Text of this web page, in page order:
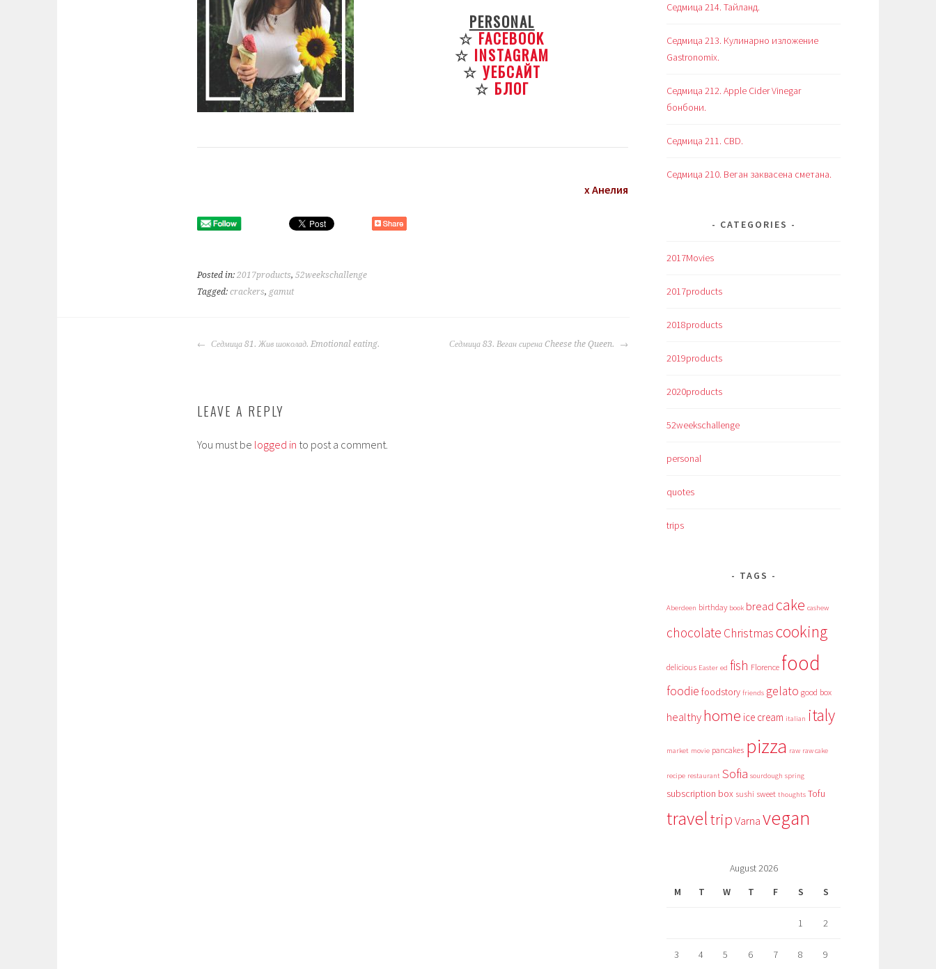
PERSONAL
☆FACEBOOK
☆ INSTAGRAM
☆ УЕБСАЙТ
☆ БЛОГ
х Анелия
Posted in: 2017products, 52weekschallenge
Tagged: crackers, gamut
POST
Седмица 81. Жив шоколад. Emotional eating. Седмица 83. Веган сирена Cheese the Queen.
LEAVE A REPLY
You must be logged in to post a comment.
Седмица 214. Тайланд.
Седмица 213. Кулинарно изложение
Gastronomix.
Седмица 212. Apple Cider Vinegar
бонбони.
Седмица 211. CBD.
Седмица 210. Веган заквасена сметана.
CATEGORIES
2017Movies
2017products
2018products
2019products
2020products
52weekschallenge
personal
quotes
trips
TAGS
Aberdeen birthday book bread cake cashew
chocolate Christmas cooking
delicious Easter ed fish Florence food
foodie foodstory friends gelato good box
healthyhome ice cream italian italy
market movie pancakes pizza raw raw cake
recipe restaurant Sofia sourdough spring
subscription box sushi sweet thoughts Tofu
traveltripVarnavegan
August 2026
M
T W T F S S
1 2
3 4 5 6 7 8 9